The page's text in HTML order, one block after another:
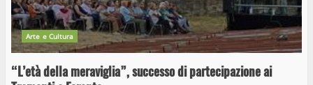
Arte e Cultura
“L’età della meraviglia”, successo di partecipazione ai